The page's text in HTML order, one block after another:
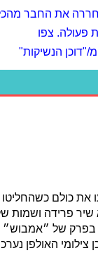
את החבר
פעולה. צפו
"דוכן הנשיקות"
את כולם
שיר פרידה
בפרק של
האולפן